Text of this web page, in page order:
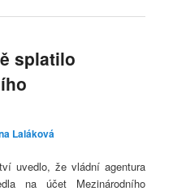
splatilo
Laláková
uvedlo, že vládní agentura
na účet Mezinárodního